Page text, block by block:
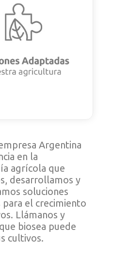
agricultura
propuestas dan
a las necesidades de
aplicación técnica
económica.
Argentina
en la
agrícola que
desarrollamos y
soluciones
para el crecimiento
Llámanos y
biosea puede
cultivos.